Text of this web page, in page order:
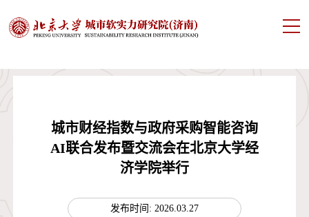
城市财经指数与政府采购智能咨询
AI联合发布暨交流会在北京大学经
济学院举行
发布时间: 2026.03.27